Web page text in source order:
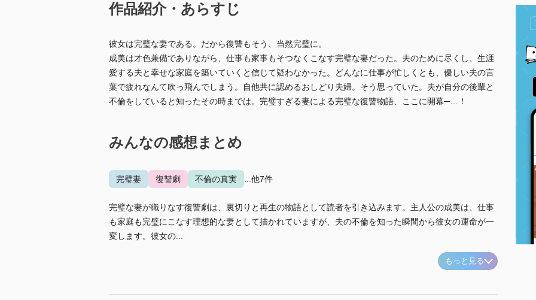
作品紹介・あらすじ
彼女は完璧な妻である。だから復讐もそう、当然完璧に。
成美は才色兼備でありながら、仕事も家事もそつなくこなす完璧な妻だった。夫のために尽くし、生涯
愛する夫と幸せな家庭を築いていくと信じて疑わなかった。どんなに仕事が忙しくとも、優しい夫の言
葉で疲れなんて吹っ飛んでしまう。自他共に認めるおしどり夫婦。そう思っていた。夫が自分の後輩と
不倫をしていると知ったその時までは。完璧すぎる妻による完璧な復讐物語、ここに開幕─…！
みんなの感想まとめ
完璧妻 復讐劇 不倫の真実 ...他7件
完璧な妻が織りなす復讐劇は、裏切りと再生の物語として読者を引き込みます。主人公の成美は、仕事
も家庭も完璧にこなす理想的な妻として描かれていますが、夫の不倫を知った瞬間から彼女の運命が一
変します。彼女の...
もっと見る